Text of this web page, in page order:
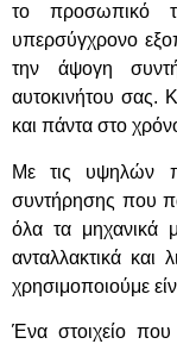
το προσωπικό
υπερσύγχρονο
την άψογη
αυτοκινήτου σας.
και πάντα στο
Με τις υψηλών
συντήρησης που
όλα τα μηχανικά
ανταλλακτικά
χρησιμοποιούμε
Ένα στοιχείο που